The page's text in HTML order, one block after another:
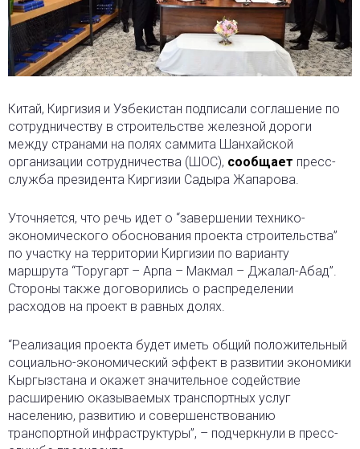
Китай, Киргизия и Узбекистан подписали соглашение по
сотрудничеству в строительстве железной дороги
между странами на полях саммита Шанхайской
организации сотрудничества (ШОС), сообщает пресс-
служба президента Киргизии Садыра Жапарова.
Уточняется, что речь идет о “завершении технико-
экономического обоснования проекта строительства”
по участку на территории Киргизии по варианту
маршрута “Торугарт – Арпа – Макмал – Джалал-Абад”.
Стороны также договорились о распределении
расходов на проект в равных долях.
“Реализация проекта будет иметь общий положительный
социально-экономический эффект в развитии экономики
Кыргызстана и окажет значительное содействие
расширению оказываемых транспортных услуг
населению, развитию и совершенствованию
транспортной инфраструктуры”, – подчеркнули в пресс-